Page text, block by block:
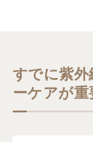
すでに紫
ーケアが重